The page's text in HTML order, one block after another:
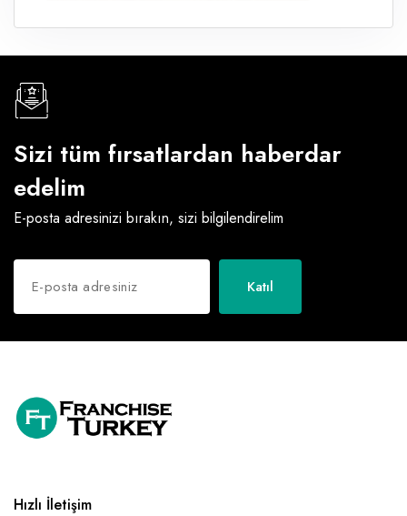
Sizi tüm fırsatlardan haberdar
edelim
E-posta adresinizi bırakın, sizi bilgilendirelim
Katıl
Hızlı İletişim